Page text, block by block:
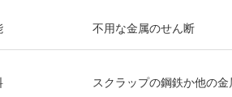
不用な金属のせん断
スクラップの鋼鉄か他の金